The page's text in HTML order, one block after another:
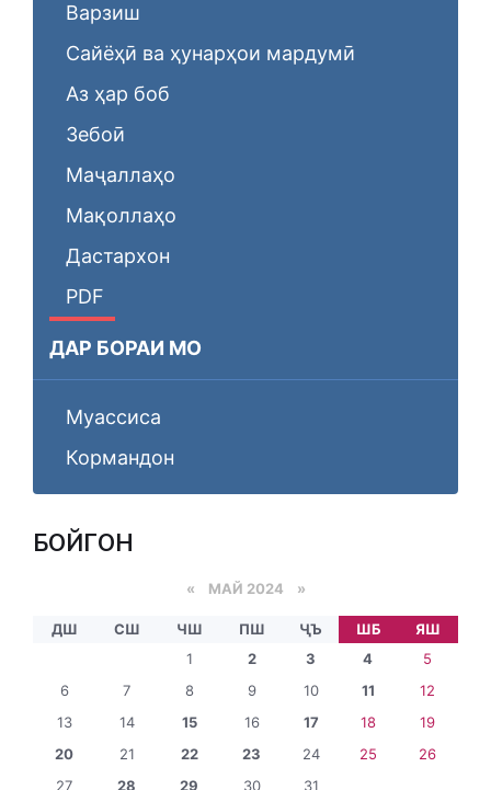
Варзиш
Сайёҳӣ ва ҳунарҳои мардумӣ
Аз ҳар боб
Зебоӣ
Маҷаллаҳо
Мақоллаҳо
Дастархон
PDF
ДАР БОРАИ МО
Муассиса
Кормандон
БОЙГОНӢ
« МАЙ 2024 »
ДШ СШ ЧШ ПШ ҶЪ ШБ
ЯШ
1
2 3 4
5
6
7 8 9 10 11
12
13
14 15 16 17 18
19
20
21 22 23 24 25
26
27
28 29 30 31